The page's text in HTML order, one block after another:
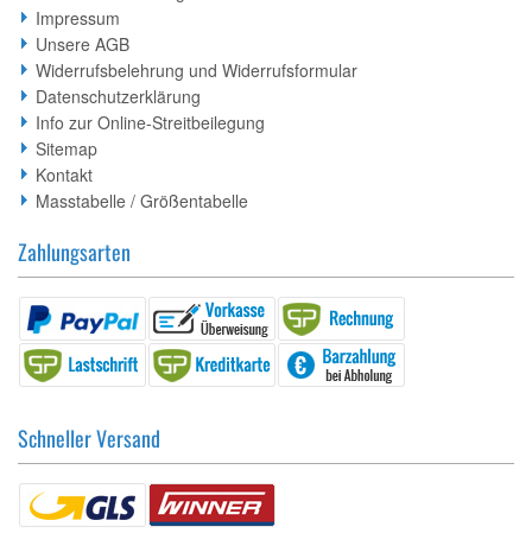
Impressum
Unsere AGB
Widerrufsbelehrung und Widerrufsformular
Datenschutzerklärung
Info zur Online-Streitbeilegung
Sitemap
Kontakt
Masstabelle / Größentabelle
Zahlungsarten
Schneller Versand